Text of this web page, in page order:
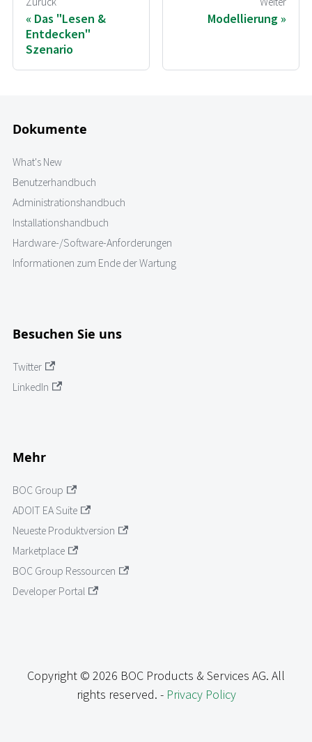
Das "Lesen &
Entdecken"
Szenario
Modellierung
Dokumente
What's New
Benutzerhandbuch
Administrationshandbuch
Installationshandbuch
Hardware-/Software-Anforderungen
Informationen zum Ende der Wartung
Besuchen Sie uns
Twitter
LinkedIn
Mehr
BOC Group
ADOIT EA Suite
Neueste Produktversion
Marketplace
BOC Group Ressourcen
Developer Portal
Copyright © 2026 BOC Products & Services AG. All
rights reserved. - Privacy Policy